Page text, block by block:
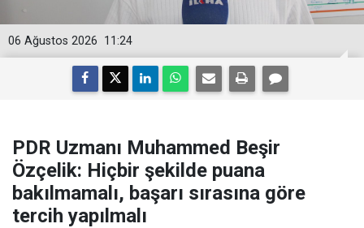
11:24
06 Ağustos 2026
PDR Uzmanı Muhammed Beşir
Özçelik: Hiçbir şekilde puana
bakılmamalı, başarı sırasına göre
tercih yapılmalı